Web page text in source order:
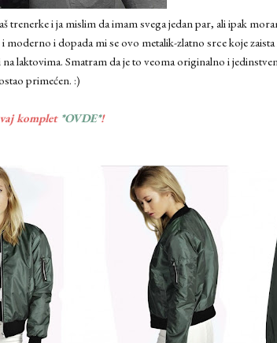
trenerke i ja mislim da imam svega jedan par, ali ipak
moderno i dopada mi se ovo metalik-zlatno srce koje
laktovima. Smatram da je to veoma originalno i
primećen. :)
komplet *OVDE*!